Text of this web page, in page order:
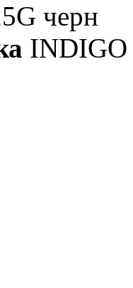
черн